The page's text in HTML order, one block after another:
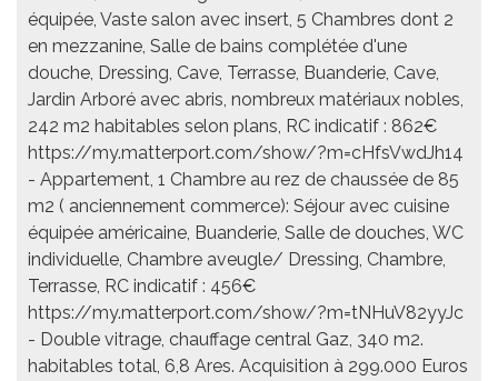
équipée, Vaste salon avec insert, 5 Chambres dont 2
en mezzanine, Salle de bains complétée d'une
douche, Dressing, Cave, Terrasse, Buanderie, Cave,
Jardin Arboré avec abris, nombreux matériaux nobles,
242 m2 habitables selon plans, RC indicatif : 862€
https://my.matterport.com/show/?m=cHfsVwdJh14
- Appartement, 1 Chambre au rez de chaussée de 85
m2 ( anciennement commerce): Séjour avec cuisine
équipée américaine, Buanderie, Salle de douches, WC
individuelle, Chambre aveugle/ Dressing, Chambre,
Terrasse, RC indicatif : 456€
https://my.matterport.com/show/?m=tNHuV82yyJc
- Double vitrage, chauffage central Gaz, 340 m2.
habitables total, 6,8 Ares. Acquisition à 299.000 Euros